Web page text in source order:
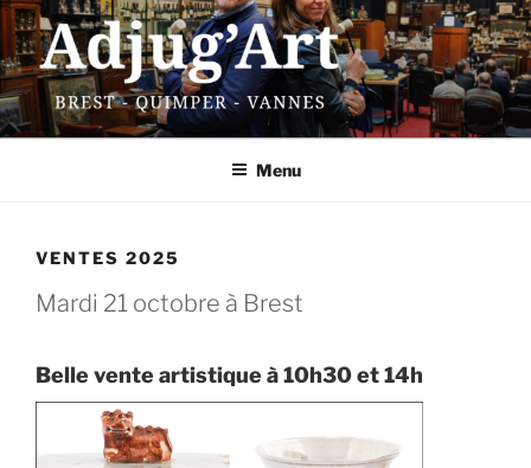
Aller
au
contenu
principal
ADJUG'ART
13 rue Traverse – 29200 Brest
Menu
VENTES 2025
Mardi 21 octobre à Brest
Belle vente artistique à 10h30 et 14h